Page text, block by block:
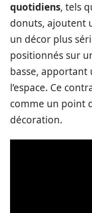
quotidiens, tels
donuts, ajoutent
un décor plus
positionnés sur
basse, apportant
l’espace. Ce
comme un point
décoration.